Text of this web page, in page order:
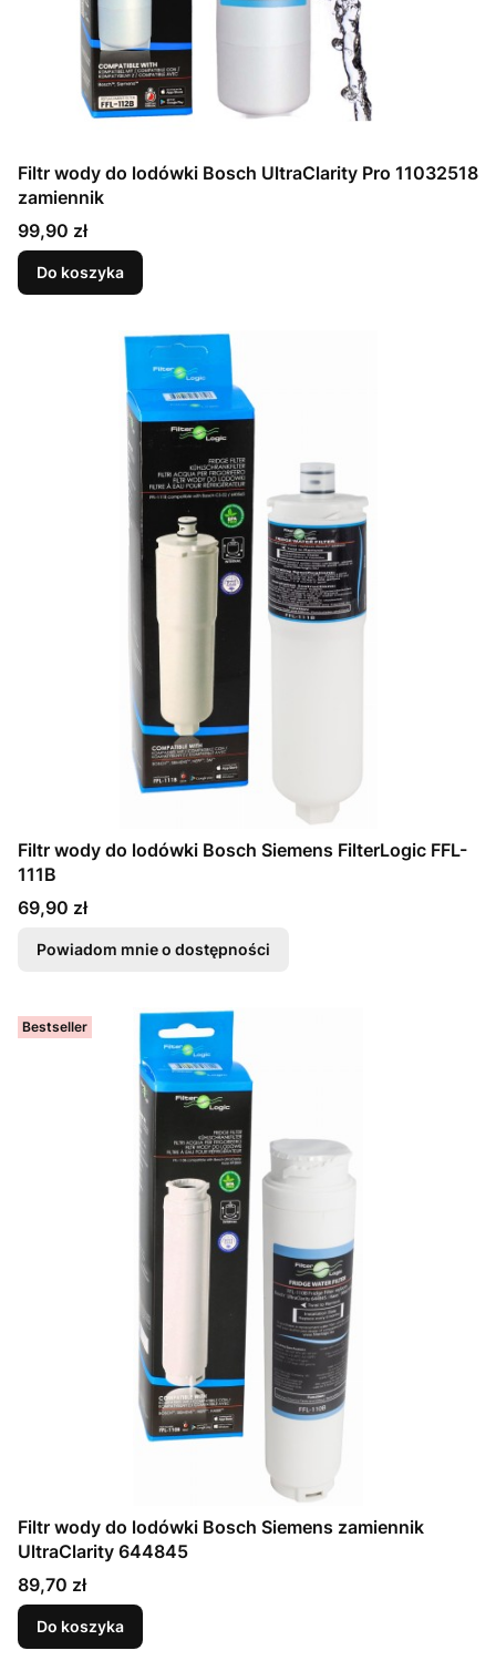
Filtr wody do lodówki Bosch UltraClarity Pro 11032518
zamiennik
Cena
99,90 zł
Do koszyka
Filtr wody do lodówki Bosch Siemens FilterLogic FFL-
111B
Cena
69,90 zł
Powiadom mnie o dostępności
Bestseller
Filtr wody do lodówki Bosch Siemens zamiennik
UltraClarity 644845
Cena
89,70 zł
Do koszyka